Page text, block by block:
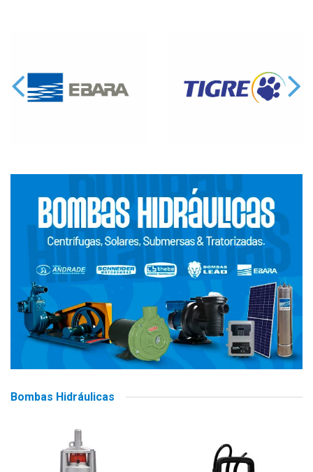
Bombas Hidráulicas